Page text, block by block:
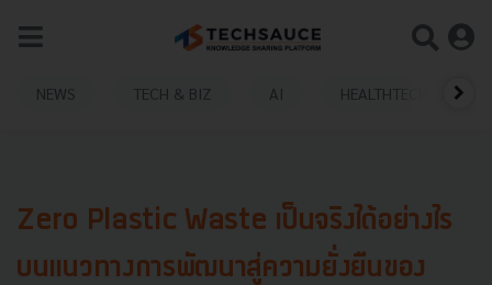
NEWS TECH & BIZ AI HEALTHTECH
Zero Plastic Waste เป็นจริงได้อย่างไร
บนแนวทางการพัฒนาสู่ความยั่งยืนของ